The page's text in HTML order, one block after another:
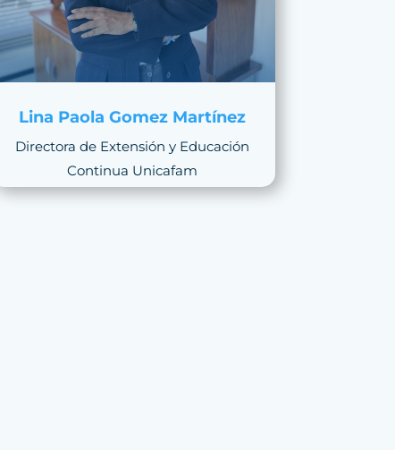
Lina Paola Gomez Martínez
Directora de Extensión y Educación
Continua Unicafam